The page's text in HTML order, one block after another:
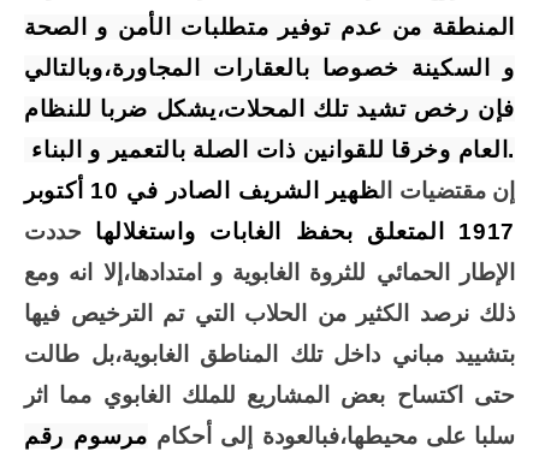
المنطقة من عدم توفير متطلبات الأمن و الصحة
و السكينة خصوصا بالعقارات المجاورة،وبالتالي
فإن رخص تشيد تلك المحلات،يشكل ضربا للنظام
العام وخرقا للقوانين ذات الصلة بالتعمير و البناء .
إن مقتضيات ال
ظهير الشريف الصادر في 10 أكتوبر
1917 المتعلق بحفظ الغابات واستغلالها
حددت
الإطار الحمائي للثروة الغابوية و امتدادها،إلا انه ومع
ذلك نرصد الكثير من الحلاب التي تم الترخيص فيها
بتشييد مباني داخل تلك المناطق الغابوية،بل طالت
حتى اكتساح بعض المشاريع للملك الغابوي مما اثر
سلبا على محيطها،فبالعودة إلى أحكام مرسوم رقم